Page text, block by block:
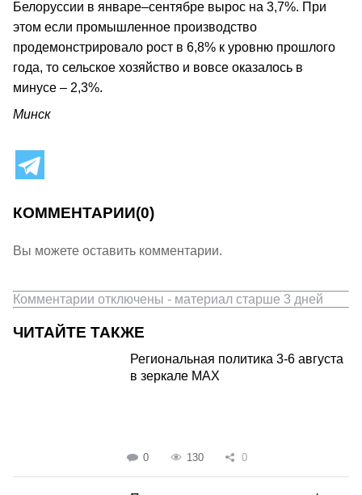
Белоруссии в январе–сентябре вырос на 3,7%. При
этом если промышленное производство
продемонстрировало рост в 6,8% к уровню прошлого
года, то сельское хозяйство и вовсе оказалось в
минусе – 2,3%.
Минск
КОММЕНТАРИИ(0)
Вы можете оставить комментарии.
Комментарии отключены - материал старше 3 дней
ЧИТАЙТЕ ТАКЖЕ
Региональная политика 3-6 августа
в зеркале MAX
0 130 0